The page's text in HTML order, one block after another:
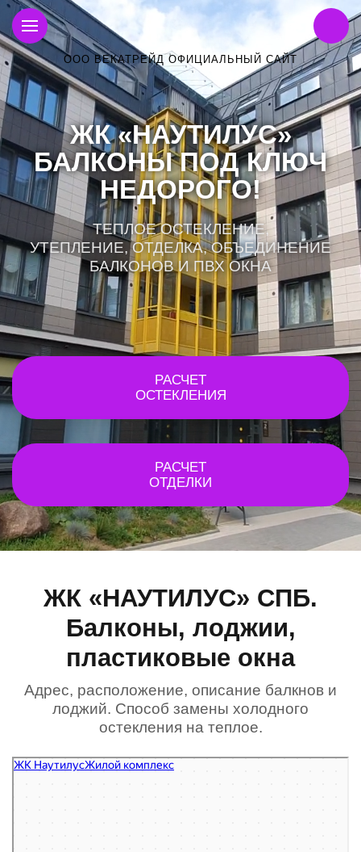
ООО ВЕКАТРЕЙД ОФИЦИАЛЬНЫЙ САЙТ
ЖК «НАУТИЛУС»
БАЛКОНЫ ПОД КЛЮЧ
НЕДОРОГО!
ТЕПЛОЕ ОСТЕКЛЕНИЕ,
УТЕПЛЕНИЕ, ОТДЕЛКА, ОБЪЕДИНЕНИЕ
БАЛКОНОВ И ПВХ ОКНА
РАСЧЕТ
ОСТЕКЛЕНИЯ
РАСЧЕТ
ОТДЕЛКИ
ЖК «НАУТИЛУС» СПБ.
Балконы, лоджии,
пластиковые окна
Адрес, расположение, описание балкнов и
лоджий. Способ замены холодного
остекления на теплое.
Наутилус